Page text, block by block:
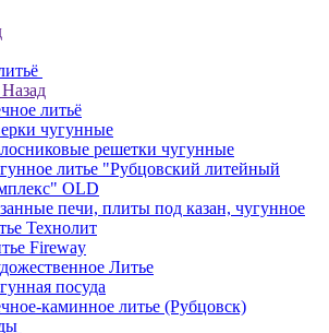
Назад
литьё
чугунные
решетки чугунные
литье "Рубцовский литейный
OLD
печи, плиты под казан, чугунное
Технолит
Fireway
Литье
посуда
каминное литье (Рубцовск)